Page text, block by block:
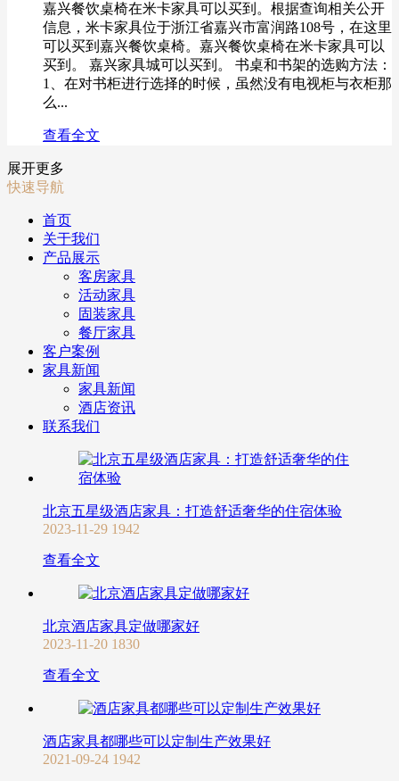
嘉兴餐饮桌椅在米卡家具可以买到。根据查询相关公开
信息，米卡家具位于浙江省嘉兴市富润路108号，在这里
可以买到嘉兴餐饮桌椅。嘉兴餐饮桌椅在米卡家具可以
买到。 嘉兴家具城可以买到。 书桌和书架的选购方法：
1、在对书柜进行选择的时候，虽然没有电视柜与衣柜那
么...
查看全文
展开更多
快速导航
首页
关于我们
产品展示
客房家具
活动家具
固装家具
餐厅家具
客户案例
家具新闻
家具新闻
酒店资讯
联系我们
北京五星级酒店家具：打造舒适奢华的住宿体验
2023-11-29 1942
查看全文
北京酒店家具定做哪家好
2023-11-20 1830
查看全文
酒店家具都哪些可以定制生产效果好
2021-09-24 1942